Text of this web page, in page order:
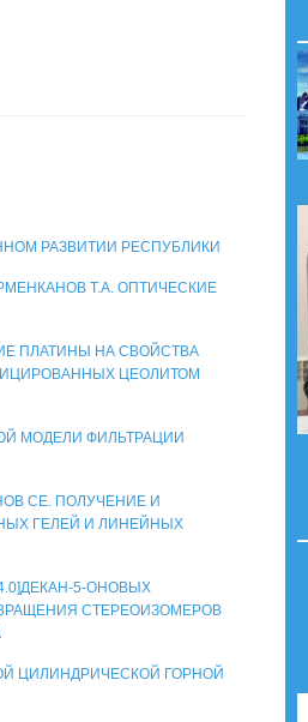
РАЗВИТИИ РЕСПУБЛИКИ
Т.А. ОПТИЧЕСКИЕ
ПЛАТИНЫ НА СВОЙСТВА
ЦЕОЛИТОМ
МОДЕЛИ ФИЛЬТРАЦИИ
СЕ. ПОЛУЧЕНИЕ И
ГЕЛЕЙ И ЛИНЕЙНЫХ
5-ОНОВЫХ
СТЕРЕОИЗОМЕРОВ
ЦИЛИНДРИЧЕСКОЙ ГОРНОЙ